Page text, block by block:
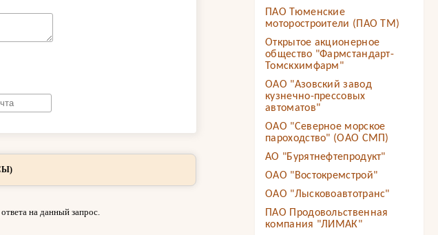
на данный запрос.
ПАО Тюменские
моторостроители (ПАО ТМ)
Открытое акционерное
общество "Фармстандарт-
Томскхимфарм"
ОАО "Азовский завод
кузнечно-прессовых
автоматов"
ОАО "Северное морское
пароходство" (ОАО СМП)
АО "Бурятнефтепродукт"
ОАО "Востокремстрой"
ОАО "Лысковоавтотранс"
ПАО Продовольственная
компания "ЛИМАК"